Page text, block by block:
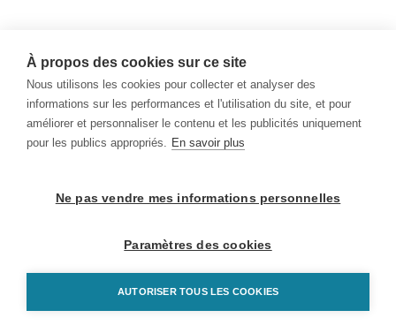
À propos des cookies sur ce site
Nous utilisons les cookies pour collecter et analyser des
informations sur les performances et l'utilisation du site, et pour
améliorer et personnaliser le contenu et les publicités uniquement
pour les publics appropriés. En savoir plus
Ne pas vendre mes informations personnelles
Paramètres des cookies
AUTORISER TOUS LES COOKIES